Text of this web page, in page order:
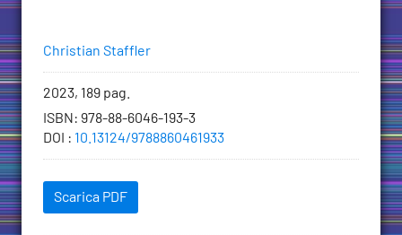
Autori
Christian Staffler
Informazioni
bibliografiche
2023, 189 pag.
ISBN : 978-88-6046-193-3
DOI
: 10.13124/9788860461933
Scaricabili
Scarica PDF